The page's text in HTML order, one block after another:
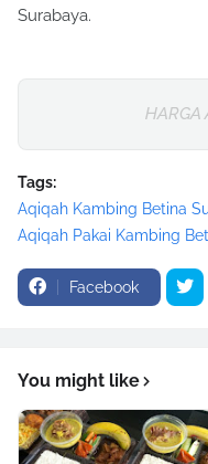
Surabaya.
HARGA
Tags:
Aqiqah Kambing Betina
Aqiqah Pakai Kambing
Facebook
You might like